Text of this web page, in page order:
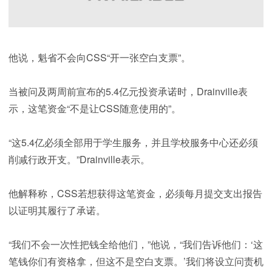
他说，魁省不会向CSS“开一张空白支票”。
当被问及两周前宣布的5.4亿元投资承诺时，Drainville表
示，这笔资金“不是让CSS随意使用的”。
“这5.4亿必须全部用于学生服务，并且学校服务中心还必须
削减行政开支。”Drainville表示。
他解释称，CSS若想获得这笔资金，必须每月提交支出报告
以证明其履行了承诺。
“我们不会一次性把钱全给他们，”他说，“我们告诉他们：‘这
笔钱你们有资格拿，但这不是空白支票。’我们将设立问责机